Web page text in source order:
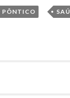
PÔNTICO ,